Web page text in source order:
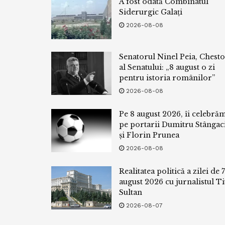
Siderurgic Galați
2026-08-08
Senatorul Ninel Peia,
al Senatului: „8 august o zi
pentru istoria românilor”
2026-08-08
Pe 8 august 2026, îi
pe portarii Dumitru
și Florin Prunea
2026-08-08
Realitatea politică a zilei de 7
august 2026 cu jurnalistul
Sultan
2026-08-07